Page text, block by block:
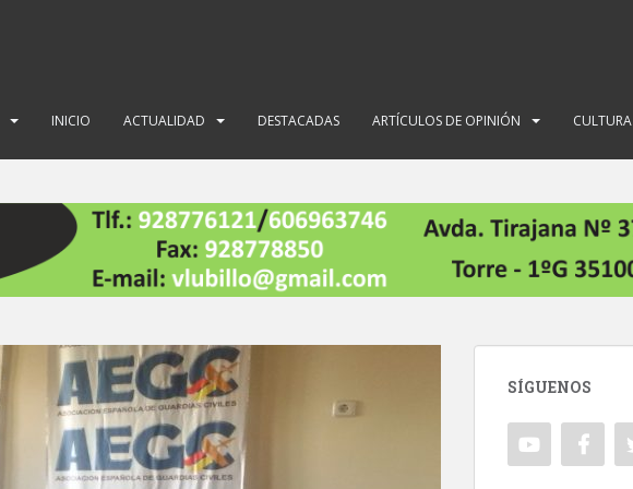
INICIO ACTUALIDAD DESTACADAS ARTÍCULOS DE OPINIÓN CULTURA
SÍGUENOS